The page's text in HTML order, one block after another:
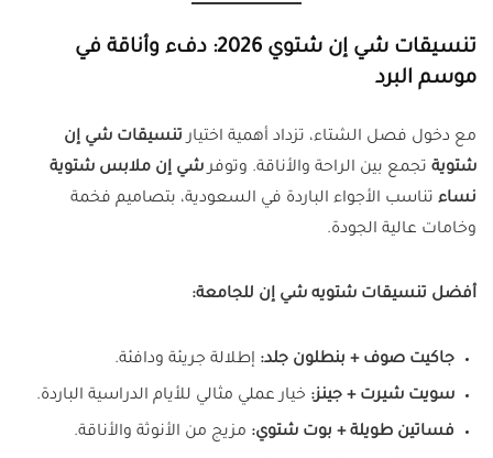
تنسيقات شي إن شتوي 2026: دفء وأناقة في
موسم البرد
مع دخول فصل الشتاء، تزداد أهمية اختيارتنسيقات شي إن
شتوية تجمع بين الراحة والأناقة. وتوفرشي إن ملابس شتوية
نساء تناسب الأجواء الباردة في السعودية، بتصاميم فخمة
وخامات عالية الجودة.
أفضل تنسيقات شتويه شي إن للجامعة:
جاكيت صوف + بنطلون جلد: إطلالة جريئة ودافئة.
سويت شيرت + جينز: خيار عملي مثالي للأيام الدراسية الباردة.
فساتين طويلة + بوت شتوي: مزيج من الأنوثة والأناقة.